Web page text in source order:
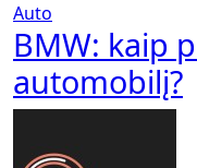
Auto
BMW: kaip
automobilį?